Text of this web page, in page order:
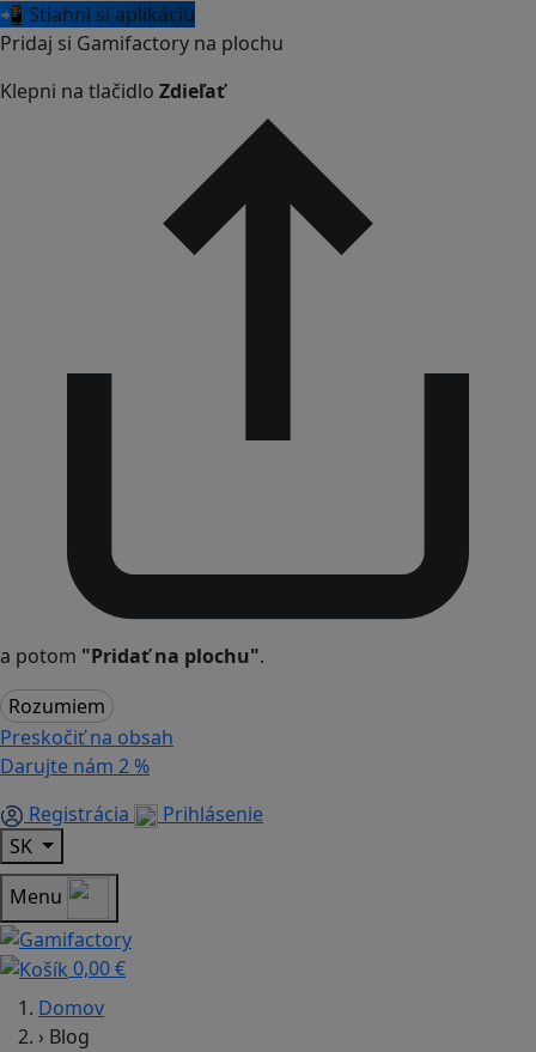
📲 Stiahni si aplikáciu
Pridaj si Gamifactory na plochu
Klepni na tlačidlo Zdieľať
a potom "Pridať na plochu".
Rozumiem
Preskočiť na obsah
Darujte nám 2 %
Registrácia
Prihlásenie
SK
Menu
0,00 €
Domov
› Blog